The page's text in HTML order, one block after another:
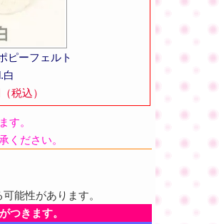
ピーフェルト
白
税込）
す。
ください。
能性があります。
つきます。